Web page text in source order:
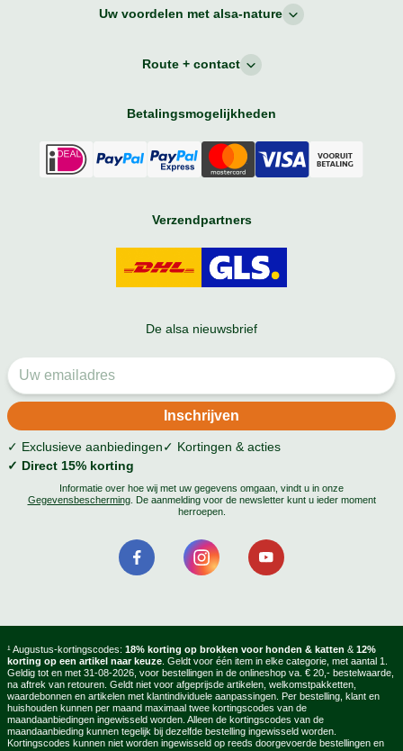
Uw voordelen met alsa-nature
Route + contact
Betalingsmogelijkheden
Verzendpartners
De alsa nieuwsbrief
✓ Exclusieve aanbiedingen✓ Kortingen & acties
✓ Direct 15% korting
Informatie over hoe wij met uw gegevens omgaan, vindt u in onze
Gegevensbescherming. De aanmelding voor de newsletter kunt u ieder moment
herroepen.
¹ Augustus-kortingscodes: 18% korting op brokken voor honden & katten & 12%
korting op een artikel naar keuze . Geldt voor één item in elke categorie, met aantal 1.
Geldig tot en met 31-08-2026, voor bestellingen in de onlineshop va. € 20,- bestelwaarde,
na aftrek van retouren. Geldt niet voor afgeprijsde artikelen, welkomstpakketten,
waardebonnen en artikelen met klantindividuele aanpassingen. Per bestelling, klant en
huishouden kunnen per maand maximaal twee kortingscodes van de
maandaanbiedingen ingewisseld worden. Alleen de kortingscodes van de
maandaanbieding kunnen tegelijk bij dezelfde bestelling ingewisseld worden.
Kortingscodes kunnen niet worden ingewisseld op reeds doorgevoerde bestellingen en